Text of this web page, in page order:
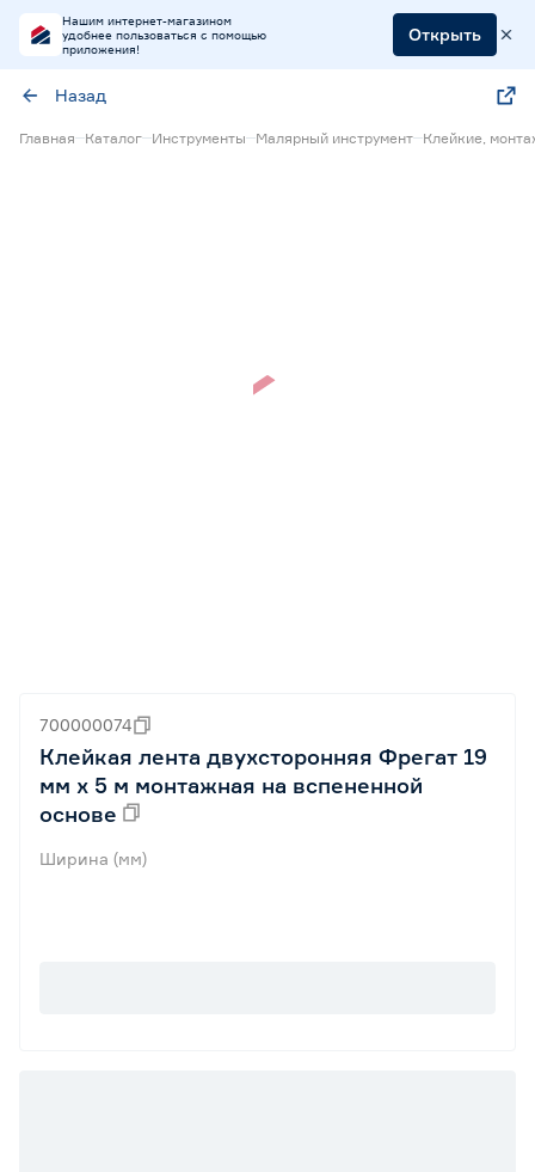
Нашим интернет-магазином
удобнее пользоваться с помощью
приложения!
Открыть
Назад
Главная Каталог Инструменты Малярный инструмент Клейкие,
700000074
Клейкая лента двухсторонняя Фрегат 19
мм х 5 м монтажная на вспененной
основе
Ширина (мм)